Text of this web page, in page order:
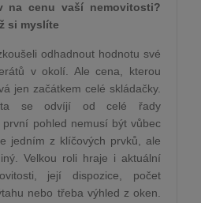
na cenu vaší nemovitosti?
si myslíte
odhadnout hodnotu své
v okolí. Ale cena, kterou
jen začátkem celé skládačky.
se odvíjí od celé řady
pohled nemusí být vůbec
jedním z klíčových prvků, ale
Velkou roli hraje i aktuální
její dispozice, počet
nebo třeba výhled z oken.